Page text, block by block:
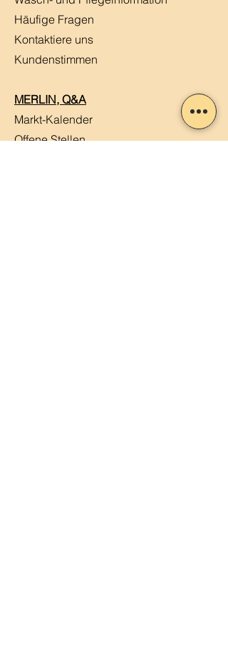
Häufige Fragen
Kontaktiere uns
Kundenstimmen
MERLIN, Q&A
Markt-Kalender
Offene Stellen